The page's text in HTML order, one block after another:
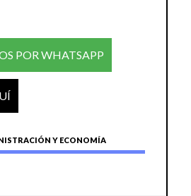
POR WHATSAPP
Y ECONOMÍA